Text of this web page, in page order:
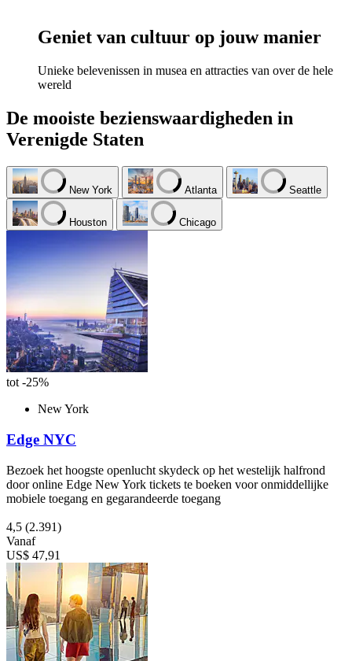
Geniet van cultuur op jouw manier
Unieke belevenissen in musea en attracties van over de hele
wereld
De mooiste bezienswaardigheden in
Verenigde Staten
New York Atlanta Seattle
Houston Chicago
tot -25%
New York
Edge NYC
Bezoek het hoogste openlucht skydeck op het westelijk halfrond
door online Edge New York tickets te boeken voor onmiddellijke
mobiele toegang en gegarandeerde toegang
4,5 (2.391)
Vanaf
US$ 47,91